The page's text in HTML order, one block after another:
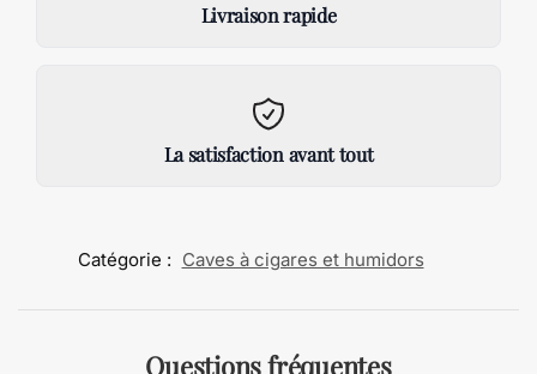
Livraison rapide
La satisfaction avant tout
Catégorie : Caves à cigares et humidors
Questions fréquentes